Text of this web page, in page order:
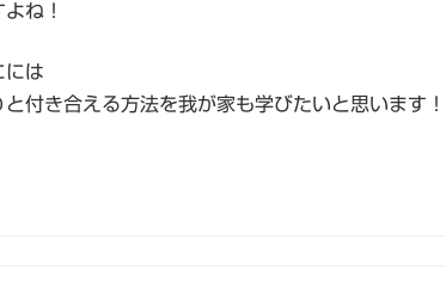
ね！
には
付き合える方法を我が家も学びたいと思います！